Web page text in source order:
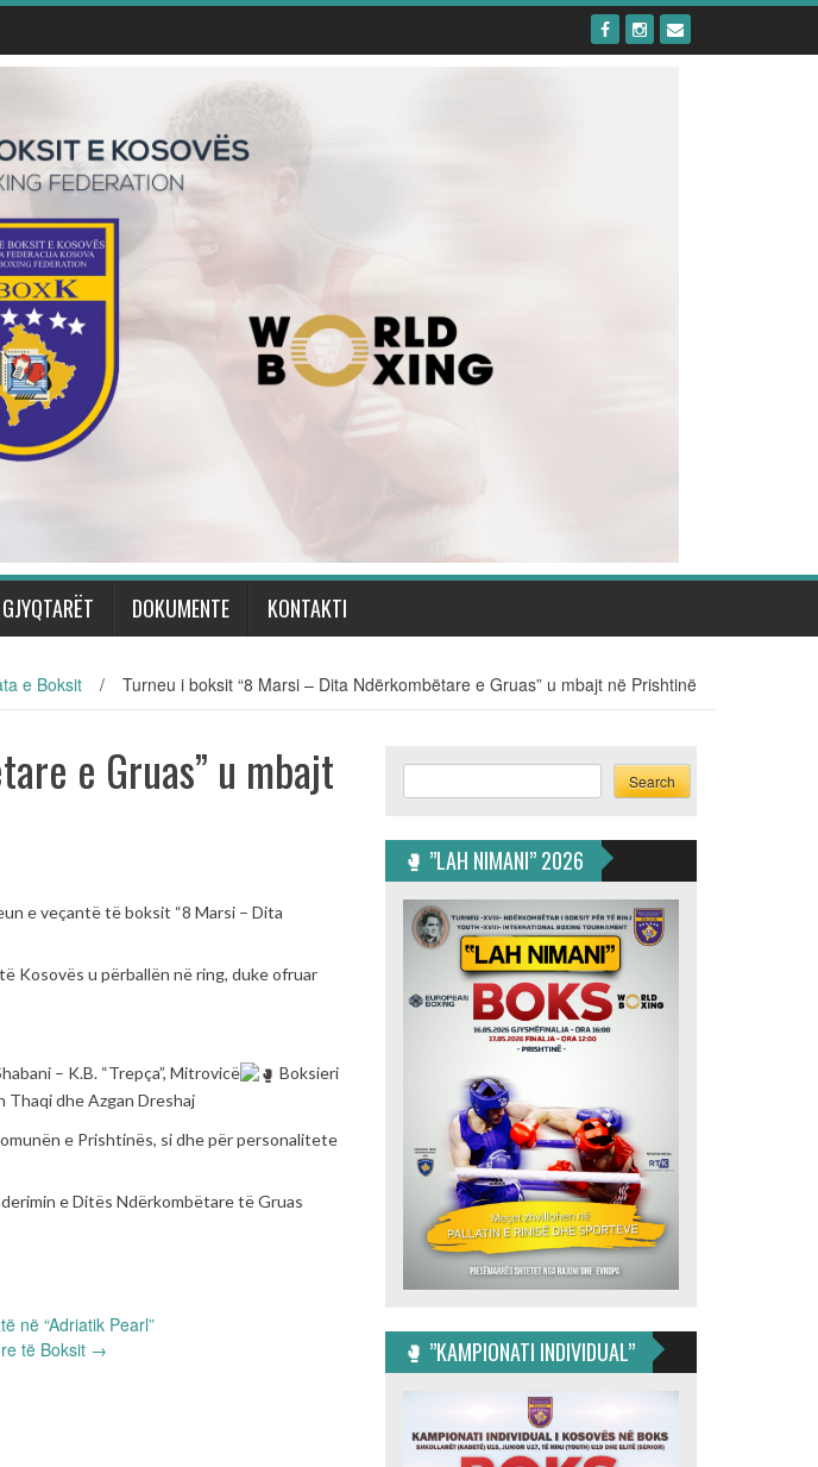
GJYQTARËT DOKUMENTE KONTAKTI
e Boksit / Turneu i boksit “8 Marsi – Dita Ndërkombëtare e Gruas” u mbajt në Prishtinë
e Gruas” u mbajt
e veçantë të boksit “8 Marsi – Dita
Kosovës u përballën në ring, duke ofruar
– K.B. “Trepça”, Mitrovicë
Boksieri
Thaqi dhe Azgan Dreshaj
e Prishtinës, si dhe për personalitete
e Ditës Ndërkombëtare të Gruas
në “Adriatik Pearl”
të Boksit →
Search Search
🥊 ”LAH NIMANI” 2026
🥊 ”KAMPIONATI INDIVIDUAL”